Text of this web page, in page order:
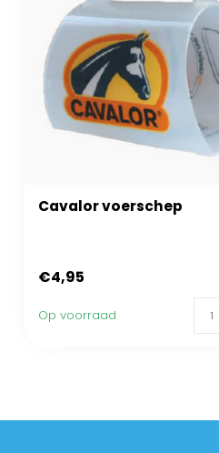
Cavalor voerschep
€4,95
Op voorraad